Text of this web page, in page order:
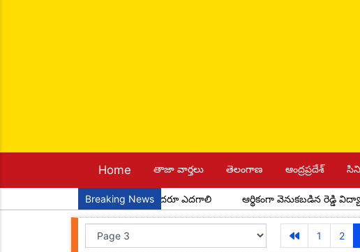
Home తాజా వార్తలు తెలంగాణ ఆంద్రప్రదేశ్
Breaking News
అందరూ చదవాలి అందరూ ఎదగాలి ఆర్థికంగా వెనుకబడిన రెడ్డి విద్యార్థులకు
1 2